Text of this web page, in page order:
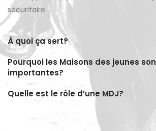
sécuritaire.
À quoi ça sert?
Pourquoi les Maisons des jeunes
importantes?
Quelle est le rôle d’une MDJ?